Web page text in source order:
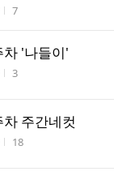
조회수
7
'나들이'
조회수
3
주간네컷
조회수
18